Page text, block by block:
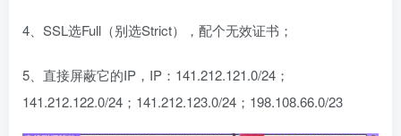
4、SSL选Full（别选Strict），配个无效证书；
5、直接屏蔽它的IP，IP：141.212.121.0/24；
141.212.122.0/24；141.212.123.0/24；198.108.66.0/23